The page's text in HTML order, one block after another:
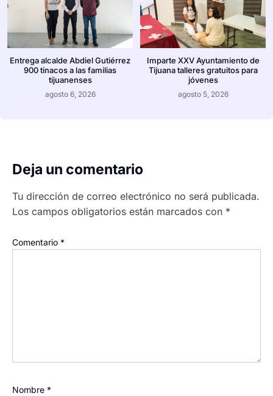
Entrega alcalde Abdiel Gutiérrez
900 tinacos a las familias
tijuanenses
agosto 6, 2026
Imparte XXV Ayuntamiento de
Tijuana talleres gratuitos para
jóvenes
agosto 5, 2026
Deja un comentario
Tu dirección de correo electrónico no será publicada.
Los campos obligatorios están marcados con *
Comentario *
Nombre *